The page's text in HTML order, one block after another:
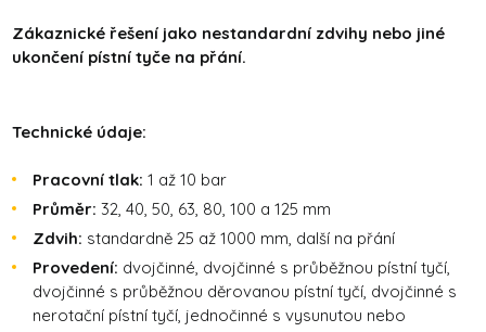
Zákaznické řešení jako nestandardní zdvihy nebo jiné
ukončení pístní tyče na přání.
Technické údaje:
Pracovní tlak: 1 až 10 bar
Průměr: 32, 40, 50, 63, 80, 100 a 125 mm
Zdvih: standardně 25 až 1000 mm, další na přání
Provedení: dvojčinné, dvojčinné s průběžnou pístní tyčí,
dvojčinné s průběžnou děrovanou pístní tyčí, dvojčinné s
nerotační pístní tyčí, jednočinné s vysunutou nebo